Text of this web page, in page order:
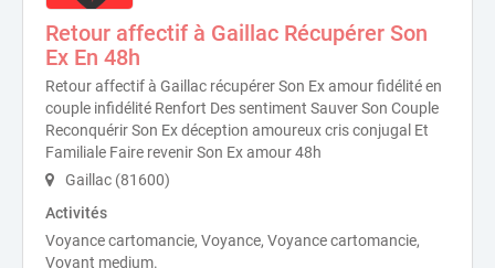
Retour affectif à Gaillac Récupérer Son
Ex En 48h
Retour affectif à Gaillac récupérer Son Ex amour fidélité en
couple infidélité Renfort Des sentiment Sauver Son Couple
Reconquérir Son Ex déception amoureux cris conjugal Et
Familiale Faire revenir Son Ex amour 48h
Gaillac (81600)
Activités
Voyance cartomancie, Voyance, Voyance cartomancie,
Voyant medium.